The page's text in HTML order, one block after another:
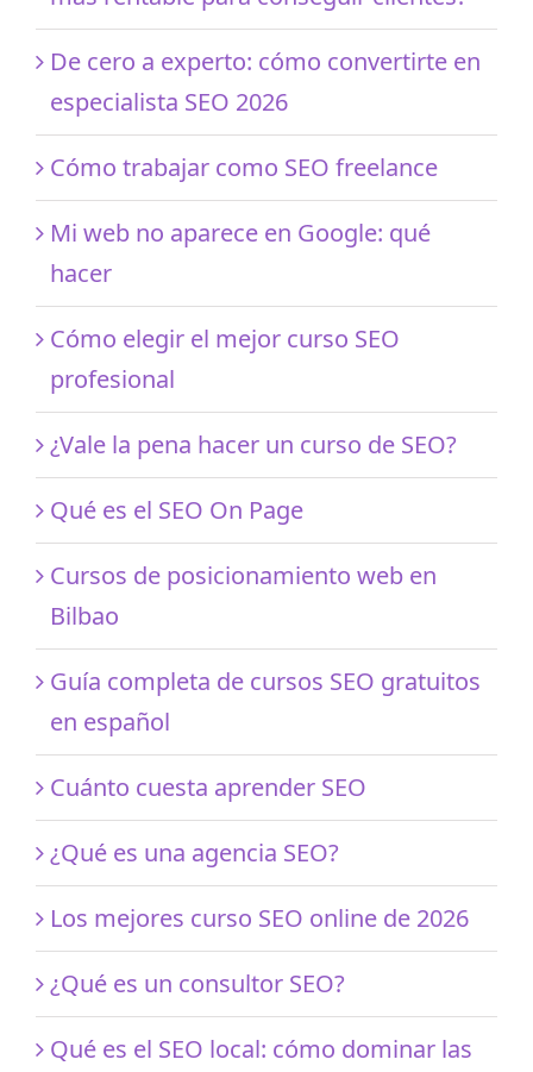
De cero a experto: cómo convertirte en
especialista SEO 2026
Cómo trabajar como SEO freelance
Mi web no aparece en Google: qué
hacer
Cómo elegir el mejor curso SEO
profesional
¿Vale la pena hacer un curso de SEO?
Qué es el SEO On Page
Cursos de posicionamiento web en
Bilbao
Guía completa de cursos SEO gratuitos
en español
Cuánto cuesta aprender SEO
¿Qué es una agencia SEO?
Los mejores curso SEO online de 2026
¿Qué es un consultor SEO?
Qué es el SEO local: cómo dominar las